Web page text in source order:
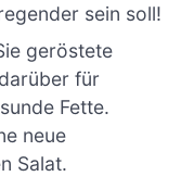
sein soll!
geröstete
für
Fette.
neue
Salat.